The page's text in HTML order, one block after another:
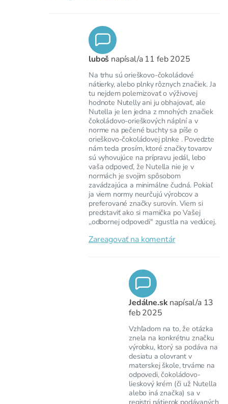
luboš napísal/a 11 feb 2025
Na trhu sú orieškovo-čokoládové
nátierky, alebo plnky rôznych značiek. Ja
tu nejdem polemizovať o výživovej
hodnote Nutelly ani ju obhajovať, ale
Nutella je len jedna z mnohých značiek
čokoládovo-orieškových náplní a v
norme na pečené buchty sa píše o
orieškovo-čokoládovej plnke . Povedzte
nám teda prosím, ktoré značky tovarov
sú vyhovujúce na prípravu jedál, lebo
vaša odpoveď, že Nutella nie je v
normách je svojim spôsobom
zavádzajúca a minimálne čudná. Pokiaľ
ja viem normy neurčujú výrobcov a
preferované značky surovín. Viem si
predstaviť ako si mamička po Vašej
,,odbornej odpovedi" zgustla na vedúcej.
Zareagovať na komentár
Jedálne.sk napísal/a 13
feb 2025
Vzhľadom na to, že otázka
znela na konkrétnu značku
výrobku, ktorý sa podáva na
desiatu a olovrant v
materskej škole, trváme na
odpovedi, čokoládovo-
lieskový krém (či už Nutella
alebo iná značka) sa v
registri nátierok podávaných